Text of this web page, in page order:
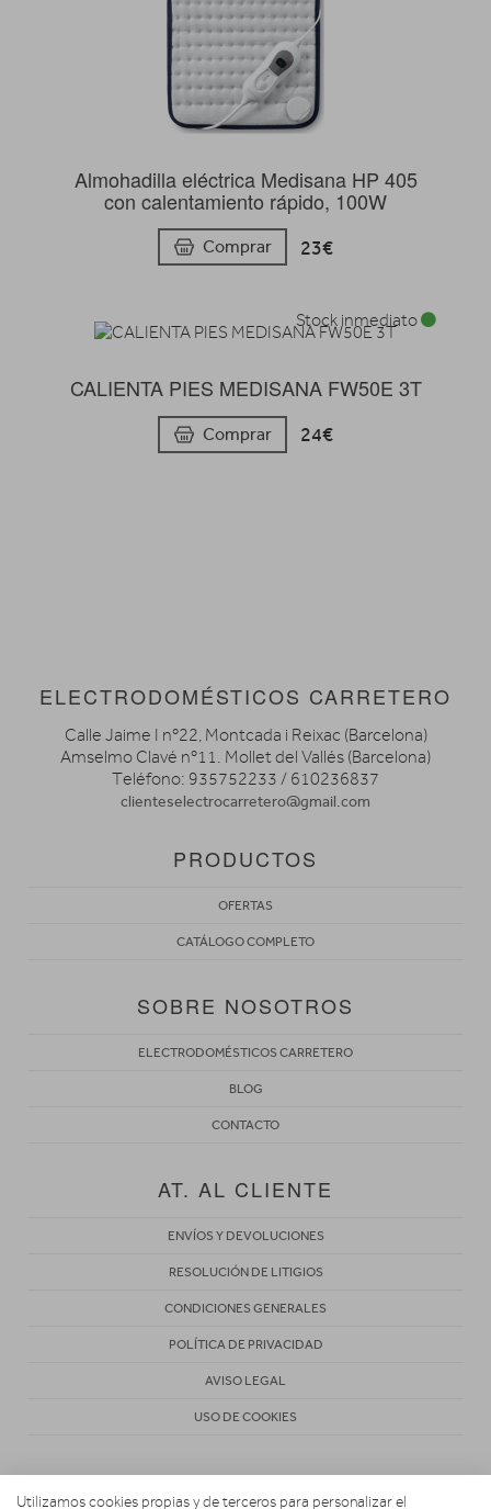
Almohadilla eléctrica Medisana HP 405
con calentamiento rápido, 100W
Comprar 23€
CALIENTA PIES MEDISANA FW50E 3T
Comprar 24€
Stock inmediato
ELECTRODOMÉSTICOS CARRETERO
Calle Jaime I nº22, Montcada i Reixac (Barcelona)
Amselmo Clavé nº11. Mollet del Vallés (Barcelona)
Teléfono: 935752233 / 610236837
clienteselectrocarretero@gmail.com
PRODUCTOS
OFERTAS
CATÁLOGO COMPLETO
SOBRE NOSOTROS
ELECTRODOMÉSTICOS CARRETERO
BLOG
CONTACTO
AT. AL CLIENTE
ENVÍOS Y DEVOLUCIONES
RESOLUCIÓN DE LITIGIOS
CONDICIONES GENERALES
POLÍTICA DE PRIVACIDAD
AVISO LEGAL
USO DE COOKIES
Utilizamos cookies propias y de terceros para personalizar el